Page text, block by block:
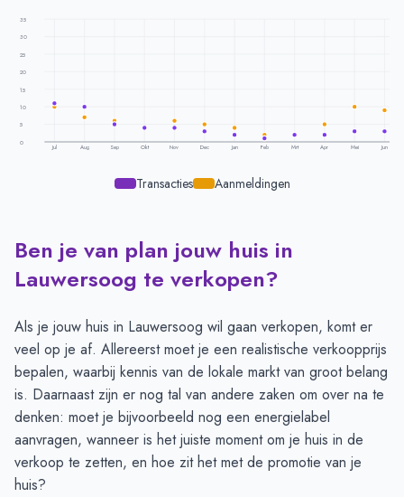
35
30
25
20
15
10
5
0
Jul Aug Sep Okt Nov Dec Jan Feb Mrt Apr Mei Jun
Transacties Aanmeldingen
Transacties en aanmeldingen per maand - Lauwersoog
Maand
Transacties
Aanmeldingen
Juli
11
10
Augustus
September
5
6
Oktober
4
4
November
4
December
3
Januari
2
4
Februari
1
2
Maart
Ben je van plan jouw huis in
Lauwersoog te verkopen?
Als je jouw huis in Lauwersoog wil gaan verkopen, komt er
veel op je af. Allereerst moet je een realistische verkoopprijs
bepalen, waarbij kennis van de lokale markt van groot belang
is. Daarnaast zijn er nog tal van andere zaken om over na te
denken: moet je bijvoorbeeld nog een energielabel
aanvragen, wanneer is het juiste moment om je huis in de
verkoop te zetten, en hoe zit het met de promotie van je
huis?